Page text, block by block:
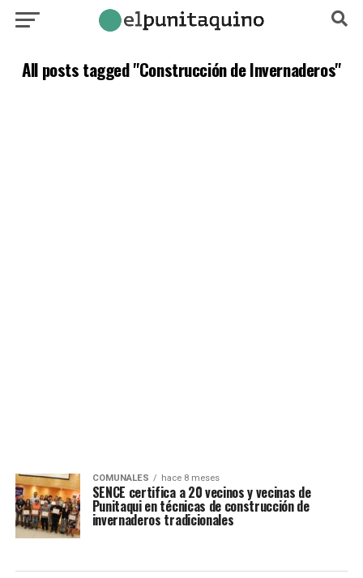
All posts tagged "Construcción de Invernaderos"
COMUNALES hace 8 meses
SENCE certifica a 20 vecinos y vecinas de
Punitaqui en técnicas de construcción de
invernaderos tradicionales